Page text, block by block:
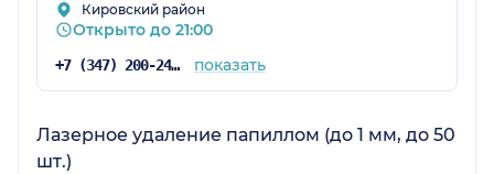
Кировский район
Открыто до 21:00
+7 (347) 200-24-71 показать
Лазерное удаление папиллом (до 1 мм, до 50
шт.)